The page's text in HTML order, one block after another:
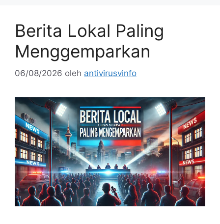
Berita Lokal Paling
Menggemparkan
06/08/2026 oleh antivirusvinfo